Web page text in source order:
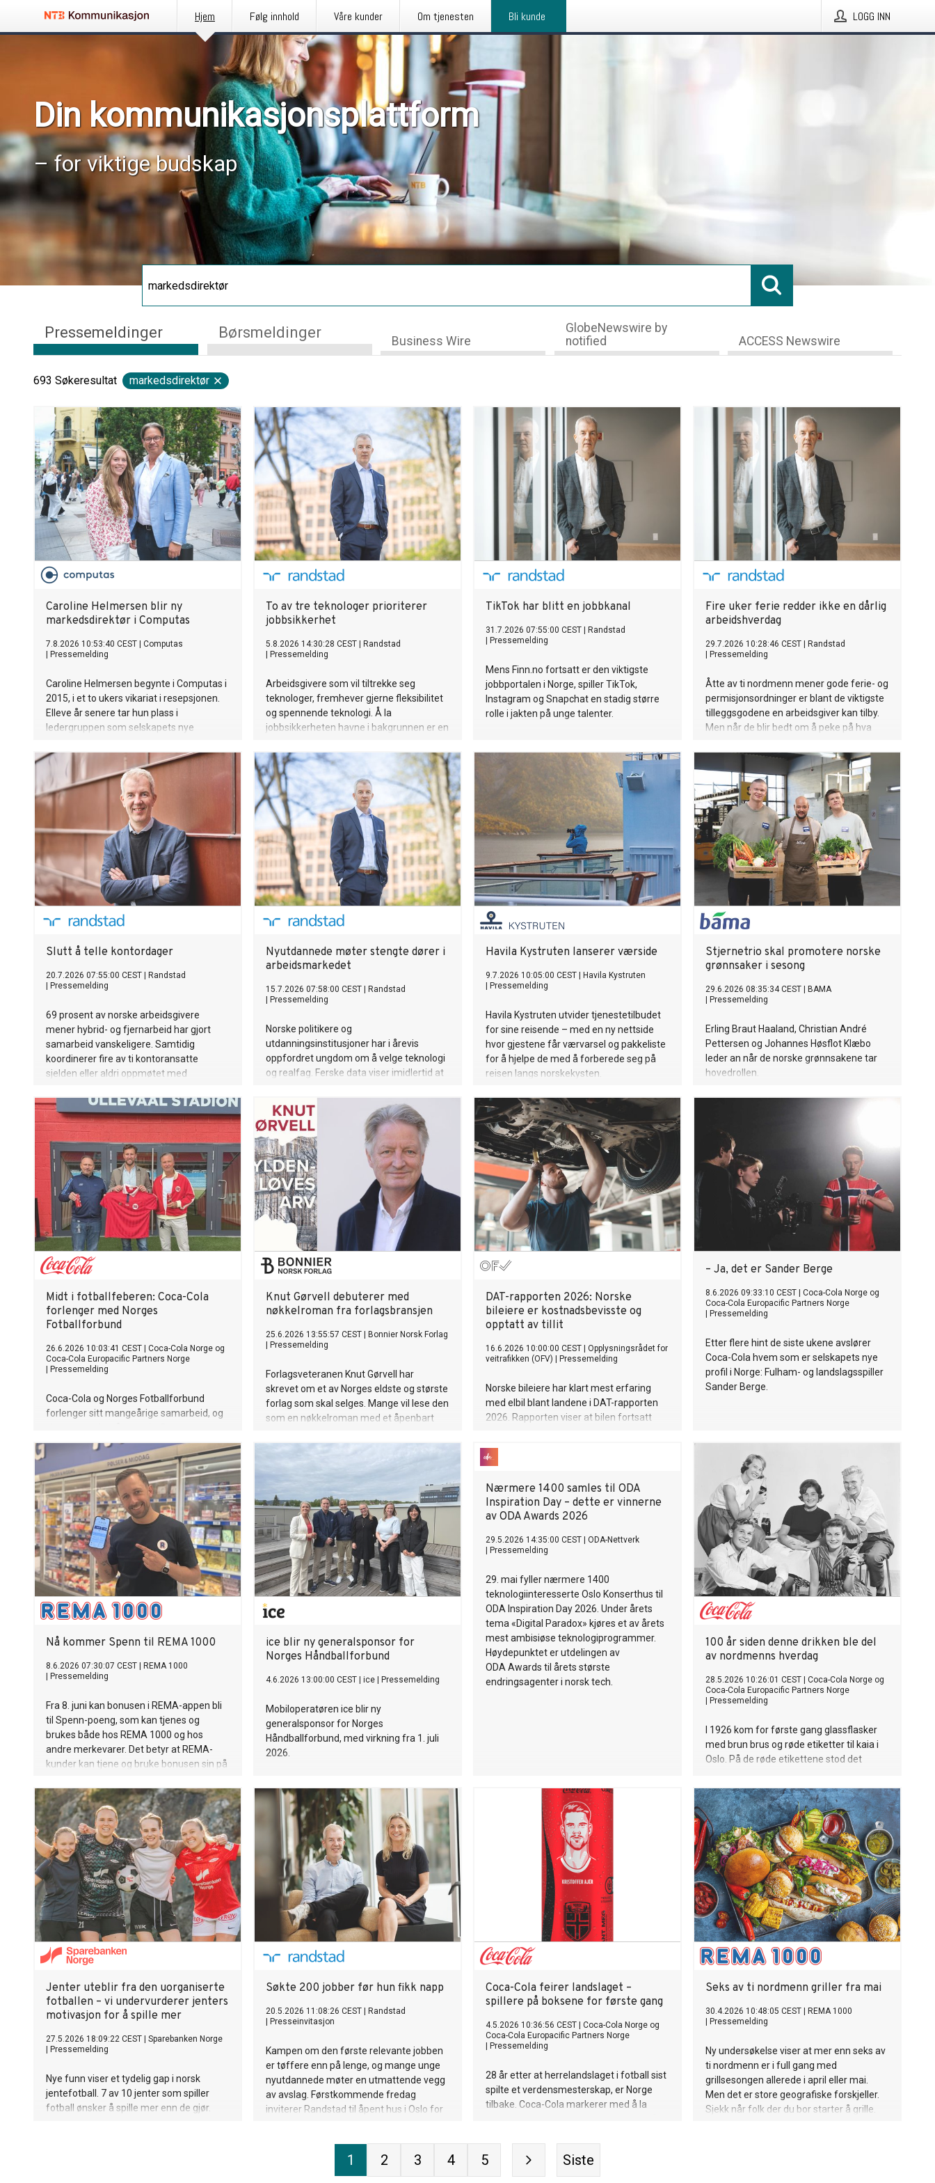
Hjem Følg innhold Våre kunder Om tjenesten Bli kunde LOGG INN
Din kommunikasjonsplattform
– for viktige budskap
Pressemeldinger Børsmeldinger Business Wire
GlobeNewswire by
notified
ACCESS Newswire
693 Søkeresultat markedsdirektør
Caroline Helmersen blir ny
markedsdirektør i Computas
7.8.2026 10:53:40 CEST
Computas
Pressemelding
Caroline Helmersen begynte i Computas i
2015, i et to ukers vikariat i resepsjonen.
Elleve år senere tar hun plass i
ledergruppen som selskapets nye
rollen etter Johanne Dahl Løvsland, som
de siste årene har ledet markeds- og
kommunikasjonsarbeidet i Computas.
To av tre teknologer prioriterer
jobbsikkerhet
5.8.2026 14:30:28 CEST
Randstad
Pressemelding
Arbeidsgivere som vil tiltrekke seg
teknologer, fremhever gjerne fleksibilitet
og spennende teknologi. Å la
jobbsikkerheten havne i bakgrunnen er en
svarer 66 prosent av teknologene at
jobbsikkerhet er viktig når de vurderer en
arbeidsgiver, mot 55 prosent blant de
øvrige respondentene.
TikTok har blitt en jobbkanal
31.7.2026 07:55:00 CEST
Randstad
Pressemelding
Mens Finn.no fortsatt er den viktigste
jobbportalen i Norge, spiller TikTok,
Instagram og Snapchat en stadig større
rolle i jakten på unge talenter.
Fire uker ferie redder ikke en dårlig
arbeidshverdag
29.7.2026 10:28:46 CEST
Randstad
Pressemelding
Åtte av ti nordmenn mener gode ferie- og
permisjonsordninger er blant de viktigste
tilleggsgodene en arbeidsgiver kan tilby.
Men når de blir bedt om å peke på hva
jobb og fritid, så er det arbeidsmiljøet
resten av året som betyr mest.
Slutt å telle kontordager
20.7.2026 07:55:00 CEST
Randstad
Pressemelding
69 prosent av norske arbeidsgivere
mener hybrid- og fjernarbeid har gjort
samarbeid vanskeligere. Samtidig
koordinerer fire av ti kontoransatte
sjelden eller aldri oppmøtet med
for få dager på kontoret, men at teamet
ikke er der samtidig.
Nyutdannede møter stengte dører i
arbeidsmarkedet
15.7.2026 07:58:00 CEST
Randstad
Pressemelding
Norske politikere og
utdanningsinstitusjoner har i årevis
oppfordret ungdom om å velge teknologi
og realfag. Ferske data viser imidlertid at
for en hel generasjon nyutdannede. Aller
hardest rammes de som fulgte rådene.
Havila Kystruten lanserer værside
9.7.2026 10:05:00 CEST
Havila Kystruten
Pressemelding
Havila Kystruten utvider tjenestetilbudet
for sine reisende – med en ny nettside
hvor gjestene får værvarsel og pakkeliste
for å hjelpe de med å forberede seg på
reisen langs norskekysten.
Stjernetrio skal promotere norske
grønnsaker i sesong
29.6.2026 08:35:34 CEST
BAMA
Pressemelding
Erling Braut Haaland, Christian André
Pettersen og Johannes Høsflot Klæbo
leder an når de norske grønnsakene tar
hovedrollen.
Midt i fotballfeberen: Coca-Cola
forlenger med Norges
Fotballforbund
26.6.2026 10:03:41 CEST
Coca-Cola Norge og
Coca-Cola Europacific Partners Norge
Pressemelding
Coca-Cola og Norges Fotballforbund
forlenger sitt mangeårige samarbeid, og
avtalen går fra 2027 til 2031, og
innebærer at partnerskapet nærmer seg
40 år.
Knut Gørvell debuterer med
nøkkelroman fra forlagsbransjen
25.6.2026 13:55:57 CEST
Bonnier Norsk Forlag
Pressemelding
Forlagsveteranen Knut Gørvell har
skrevet om et av Norges eldste og største
forlag som skal selges. Mange vil lese den
som en nøkkelroman med et åpenbart
DAT-rapporten 2026: Norske
bileiere er kostnadsbevisste og
opptatt av tillit
16.6.2026 10:00:00 CEST
Opplysningsrådet for
veitrafikken (OFV)
Pressemelding
Norske bileiere har klart mest erfaring
med elbil blant landene i DAT-rapporten
2026. Rapporten viser at bilen fortsatt
verksted og tillit blir stadig viktigere for
bileierne.
– Ja, det er Sander Berge
8.6.2026 09:33:10 CEST
Coca-Cola Norge og
Coca-Cola Europacific Partners Norge
Pressemelding
Etter flere hint de siste ukene avslører
Coca-Cola hvem som er selskapets nye
profil i Norge: Fulham- og landslagsspiller
Sander Berge.
Nå kommer Spenn til REMA 1000
8.6.2026 07:30:07 CEST
REMA 1000
Pressemelding
Fra 8. juni kan bonusen i REMA-appen bli
til Spenn-poeng, som kan tjenes og
brukes både hos REMA 1000 og hos
andre merkevarer. Det betyr at REMA-
kunder kan tjene og bruke bonusen sin på
flyreiser.
ice blir ny generalsponsor for
Norges Håndballforbund
4.6.2026 13:00:00 CEST ice Pressemelding
Mobiloperatøren ice blir ny
generalsponsor for Norges
Håndballforbund, med virkning fra 1. juli
2026.
Nærmere 1400 samles til ODA
Inspiration Day – dette er vinnerne
av ODA Awards 2026
29.5.2026 14:35:00 CEST
ODA-Nettverk
Pressemelding
29. mai fyller nærmere 1400
teknologiinteresserte Oslo Konserthus til
ODA Inspiration Day 2026. Under årets
tema «Digital Paradox» kjøres et av årets
mest ambisiøse teknologiprogrammer.
Høydepunktet er utdelingen av
ODA Awards til årets største
endringsagenter i norsk tech.
100 år siden denne drikken ble del
av nordmenns hverdag
28.5.2026 10:26:01 CEST
Coca-Cola Norge og
Coca-Cola Europacific Partners Norge
Pressemelding
I 1926 kom for første gang glassflasker
med brun brus og røde etiketter til kaia i
Oslo. På de røde etikettene stod det
fyller nå 100 år i Norge. Her får du litt av
historien om hvordan den brune brusen
ble del av den norske hverdagen.
Jenter uteblir fra den uorganiserte
fotballen – vi undervurderer jenters
motivasjon for å spille mer
27.5.2026 18:09:22 CEST
Sparebanken Norge
Pressemelding
Nye funn viser et tydelig gap i norsk
jentefotball. 7 av 10 jenter som spiller
fotball ønsker å spille mer enn de gjør.
Søkte 200 jobber før hun fikk napp
20.5.2026 11:08:26 CEST
Randstad
Presseinvitasjon
Kampen om den første relevante jobben
er tøffere enn på lenge, og mange unge
nyutdannede møter en utmattende vegg
av avslag. Førstkommende fredag
inviterer Randstad til åpent hus i Oslo for
til de som står fast. Pressen inviteres til å
møte både ekspertene og de unge
Coca-Cola feirer landslaget –
spillere på boksene for første gang
4.5.2026 10:36:56 CEST
Coca-Cola Norge og
Coca-Cola Europacific Partners Norge
Pressemelding
28 år etter at herrelandslaget i fotball sist
spilte et verdensmesterskap, er Norge
tilbake. Coca-Cola markerer med å la
Seks av ti nordmenn griller fra mai
30.4.2026 10:48:05 CEST
REMA 1000
Pressemelding
Ny undersøkelse viser at mer enn seks av
ti nordmenn er i full gang med
grillsesongen allerede i april eller mai.
Men det er store geografiske forskjeller.
Sjekk når folk der du bor starter å grille.
1 2 3 4 5 Siste